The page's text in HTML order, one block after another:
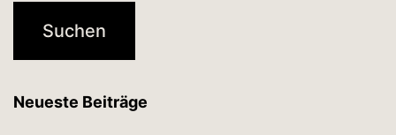
Neueste Beiträge